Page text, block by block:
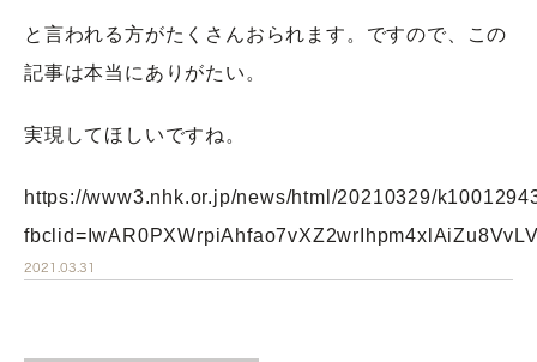
と言われる方がたくさんおられます。ですので、この
記事は本当にありがたい。
実現してほしいですね。
https://www3.nhk.or.jp/news/html/20210329/
2021.03.31